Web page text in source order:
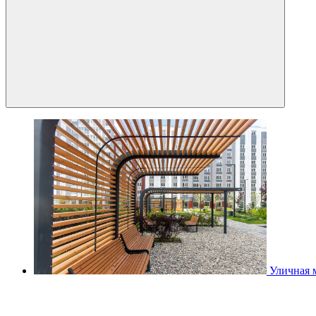
Уличная